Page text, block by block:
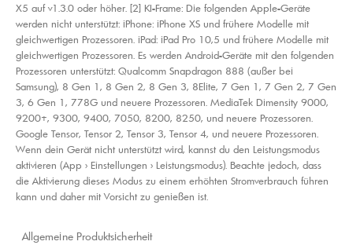
X5 auf v1.3.0 oder höher. [2] KI-Frame: Die folgenden Apple-Geräte
werden nicht unterstützt: iPhone: iPhone XS und frühere Modelle mit
gleichwertigen Prozessoren. iPad: iPad Pro 10,5 und frühere Modelle mit
gleichwertigen Prozessoren. Es werden Android-Geräte mit den folgenden
Prozessoren unterstützt: Qualcomm Snapdragon 888 (außer bei
Samsung), 8 Gen 1, 8 Gen 2, 8 Gen 3, 8Elite, 7 Gen 1, 7 Gen 2, 7 Gen
3, 6 Gen 1, 778G und neuere Prozessoren. MediaTek Dimensity 9000,
9200+, 9300, 9400, 7050, 8200, 8250, und neuere Prozessoren.
Google Tensor, Tensor 2, Tensor 3, Tensor 4, und neuere Prozessoren.
Wenn dein Gerät nicht unterstützt wird, kannst du den Leistungsmodus
aktivieren (App > Einstellungen > Leistungsmodus). Beachte jedoch, dass
die Aktivierung dieses Modus zu einem erhöhten Stromverbrauch führen
kann und daher mit Vorsicht zu genießen ist.
Allgemeine Produktsicherheit